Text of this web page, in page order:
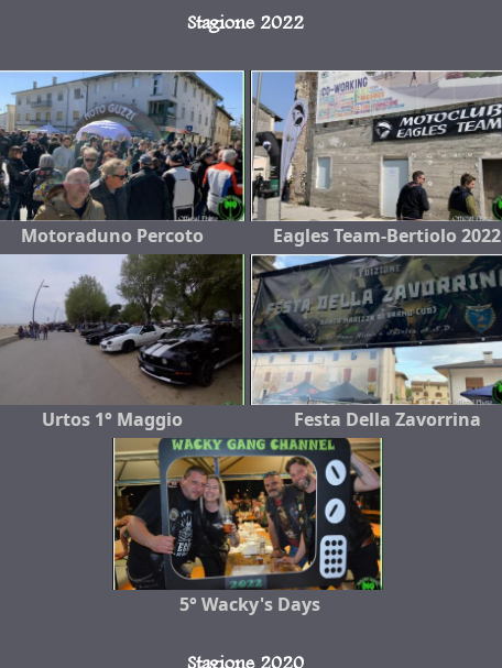
Stagione 2022
Motoraduno Percoto Eagles Team-Bertiolo 2022
Urtos 1° Maggio Festa Della Zavorrina
5° Wacky's Days
Stagione 2020